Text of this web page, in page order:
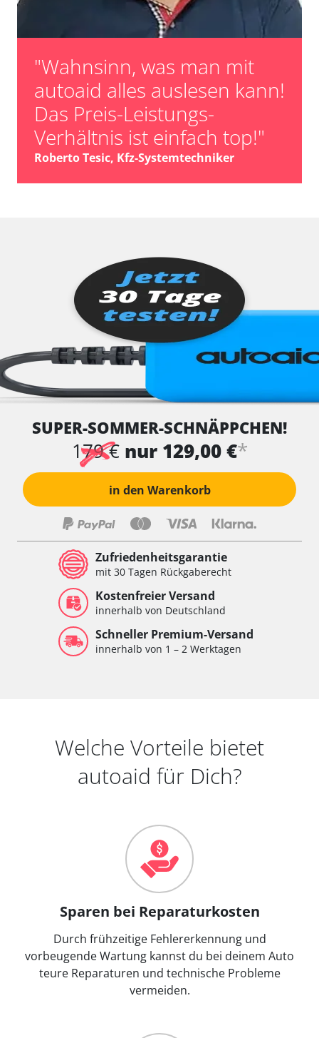
"Wahnsinn, was man mit
autoaid alles auslesen kann!
Das Preis-Leistungs-
Verhältnis ist einfach top!"
Roberto Tesic, Kfz-Systemtechniker
SUPER-SOMMER-SCHNÄPPCHEN!
179 € nur 129,00 €*
in den Warenkorb
Zufriedenheitsgarantie
mit 30 Tagen Rückgaberecht
Kostenfreier Versand
innerhalb von Deutschland
Schneller Premium-Versand
innerhalb von 1 – 2 Werktagen
Welche Vorteile bietet
autoaid für Dich?
Sparen bei Reparaturkosten
Durch frühzeitige Fehlererkennung und
vorbeugende Wartung kannst du bei deinem Auto
teure Reparaturen und technische Probleme
vermeiden.